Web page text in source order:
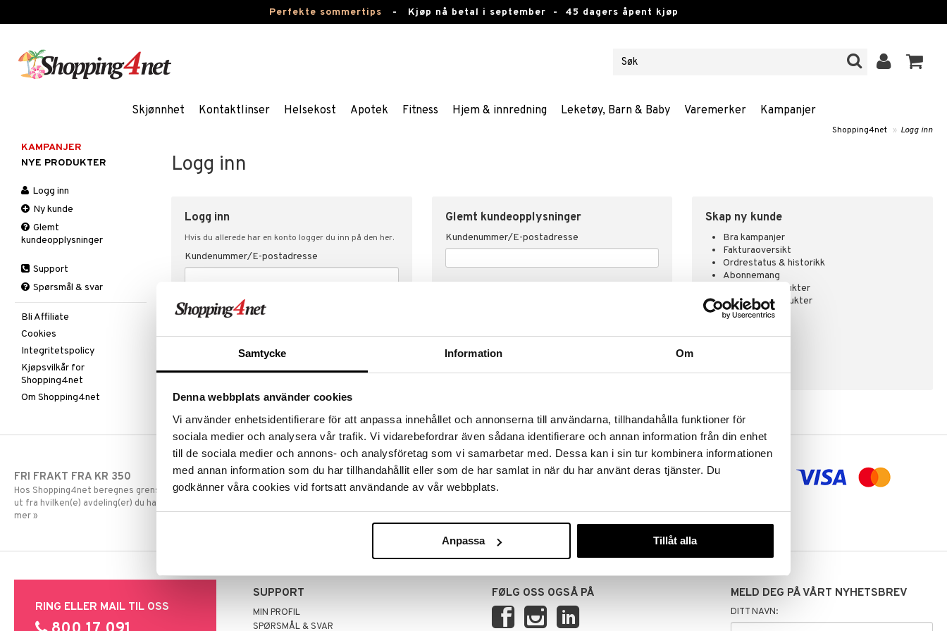
Samtycke Information Om
Denna webbplats använder cookies
Vi använder enhetsidentifierare för att anpassa innehållet och annonserna till användarna, tillhandahålla funktioner för
sociala medier och analysera vår trafik. Vi vidarebefordrar även sådana identifierare och annan information från din enhet
till de sociala medier och annons- och analysföretag som vi samarbetar med. Dessa kan i sin tur kombinera informationen
med annan information som du har tillhandahållit eller som de har samlat in när du har använt deras tjänster. Du
godkänner våra cookies vid fortsatt användande av vår webbplats.
Anpassa Tillåt alla
Perfekte sommertips - Kjøp nå betal i september - 45 dagers åpent kjøp
Skjønnhet Kontaktlinser Helsekost Apotek Fitness Hjem & innredning Leketøy, Barn & Baby Varemerker Kampanjer
Shopping4net » Logg inn
Logg inn
Logg inn
Hvis du allerede har en konto logger du inn på den her.
Kundenummer/E-postadresse
Passord
Glemt kundeopplysninger
Kundenummer/E-postadresse
Skap ny kunde
Bra kampanjer
Fakturaoversikt
Ordrestatus & historikk
Abonnemang
Overvåke produkter
Analysere produkter
Ønskelister
KAMPANJER
NYE PRODUKTER
Logg inn
Ny kunde
Glemt
kundeopplysninger
Support
Spørsmål & svar
Bli Affiliate
Cookies
Integritetspolicy
Kjøpsvilkår for
Shopping4net
Om Shopping4net
FRI FRAKT FRA KR 350
Hos Shopping4net beregnes grensen for fri frakt
ut fra hvilken(e) avdeling(er) du handler fra. Les
mer »
RASKE LEVERANSER
Order lagt før 14.00 sendes normalt ut samme
TRYGGE KJØP
ved faktura, kontokort, direktebetaling og
RING ELLER MAIL TIL OSS
SUPPORT
MIN PROFIL
SPØRSMÅL & SVAR
FØLG OSS OGSÅ PÅ MELD DEG PÅ VÅRT NYHETSBREV
DITT NAVN: